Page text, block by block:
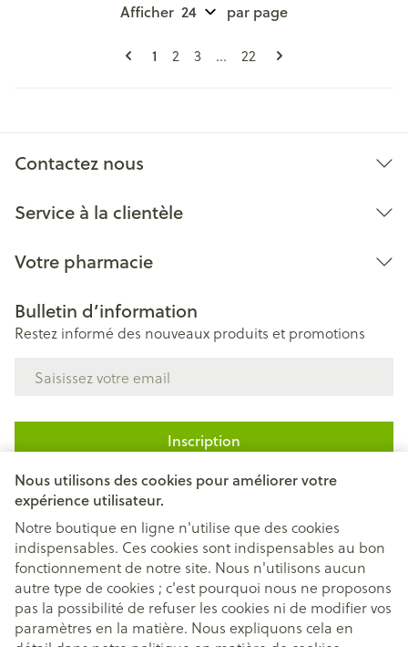
Nous utilisons des cookies pour améliorer votre
expérience utilisateur.
Notre boutique en ligne n'utilise que des cookies
indispensables. Ces cookies sont indispensables au bon
fonctionnement de notre site. Nous n'utilisons aucun
autre type de cookies ; c'est pourquoi nous ne proposons
pas la possibilité de refuser les cookies ni de modifier vos
paramètres en la matière. Nous expliquons cela en
Pages
Vous lisez actuellement la page
1 Page
2 Page
3 ... Page
22
Afficher par page
Contactez nous
Service à la clientèle
Votre pharmacie
Bulletin d’information
Restez informé des nouveaux produits et promotions
Inscription
En cliquant sur s'abonner, vous vous abonnez à notre newsletter
et acceptez notrepolitique de confidentialité
Liens légaux